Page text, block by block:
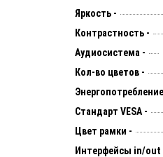
Яркость -
Контрастность -
Аудиосистема -
Кол-во цветов -
Стандарт VESA -
Цвет рамки -
Интерфейсы in/out